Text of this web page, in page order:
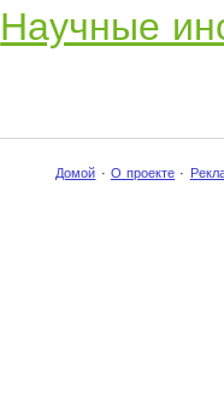
Научные
Домой · О проекте ·